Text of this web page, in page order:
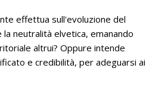
effettua sull'evoluzione del
neutralità elvetica, emanando
altrui? Oppure intende
e credibilità, per adeguarsi ai